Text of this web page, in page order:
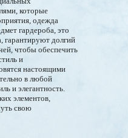
которые
одежда
гардероба, это
гарантируют долгий
чтобы обеспечить
и
настоящими
в любой
и элегантность.
элементов,
свою